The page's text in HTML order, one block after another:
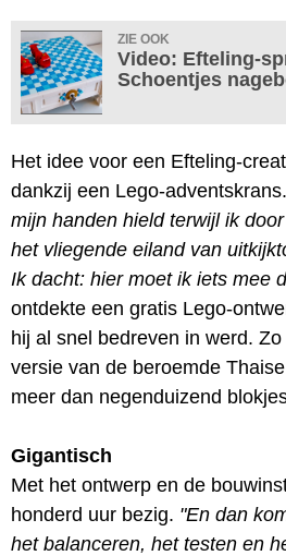
ZIE OOK
Video: Efteling-
Schoentjes
Het idee voor een Efteling-
dankzij een Lego-adventskrans.
mijn handen hield terwijl ik
het vliegende eiland van
Ik dacht: hier moet ik iets mee
ontdekte een gratis Lego-
hij al snel bedreven in werd.
versie van de beroemde
meer dan negenduizend
Gigantisch
Met het ontwerp en de
honderd uur bezig. "En dan
het balanceren, het testen en